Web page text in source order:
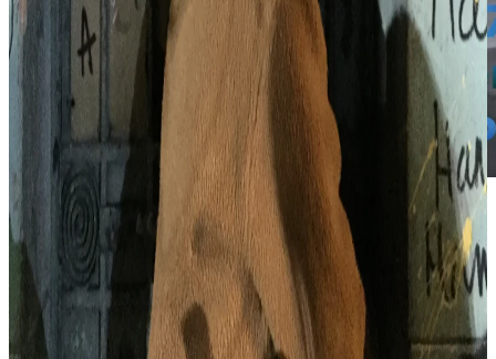
Exposición :SET: memoria
puesta una escena
7 – 9 de febrero de 2020
🕛
Viernes – domingo ,12:00 pm – 8:00 pm